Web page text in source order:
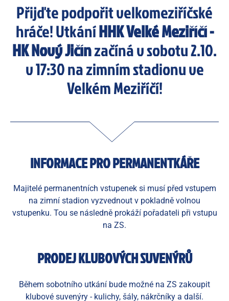
Přijďte podpořit velkomeziříčské
hráče! UtkáníHHK Velké Meziříčí -
HK Nový Jičínzačíná v sobotu 2.10.
v 17:30 na zimním stadionu ve
Velkém Meziříčí!
INFORMACE PRO PERMANENTKÁŘE
Majitelé permanentních vstupenek si musí před vstupem
na zimní stadion vyzvednout v pokladně volnou
vstupenku. Tou se následně prokáží pořadateli při vstupu
na ZS.
PRODEJ KLUBOVÝCH SUVENÝRŮ
Během sobotního utkání bude možné na ZS zakoupit
klubové suvenýry - kulichy, šály, nákrčníky a další.